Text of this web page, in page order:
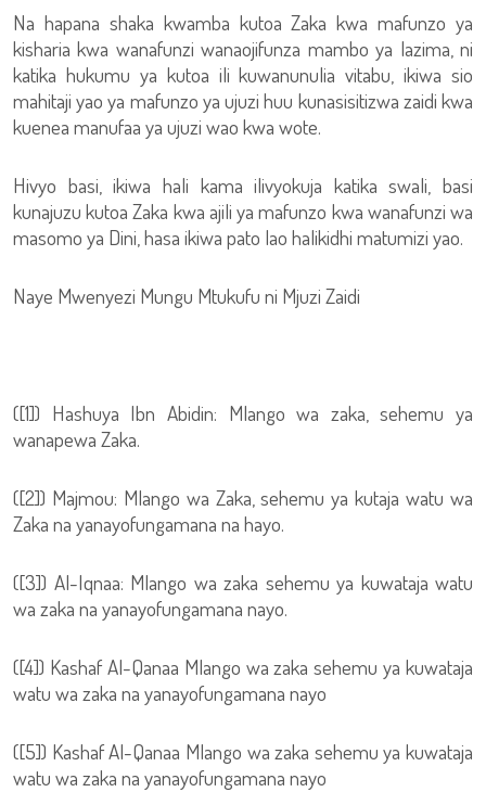
Na hapana shaka kwamba kutoa Zaka kwa mafunzo ya
kisharia kwa wanafunzi wanaojifunza mambo ya lazima, ni
katika hukumu ya kutoa ili kuwanunulia vitabu, ikiwa sio
mahitaji yao ya mafunzo ya ujuzi huu kunasisitizwa zaidi kwa
kuenea manufaa ya ujuzi wao kwa wote.
Hivyo basi, ikiwa hali kama ilivyokuja katika swali, basi
kunajuzu kutoa Zaka kwa ajili ya mafunzo kwa wanafunzi wa
masomo ya Dini, hasa ikiwa pato lao halikidhi matumizi yao.
Naye Mwenyezi Mungu Mtukufu ni Mjuzi Zaidi
([1]) Hashuya Ibn Abidin: Mlango wa zaka, sehemu ya
wanapewa Zaka.
([2]) Majmou: Mlango wa Zaka, sehemu ya kutaja watu wa
Zaka na yanayofungamana na hayo.
([3]) Al-Iqnaa: Mlango wa zaka sehemu ya kuwataja watu
wa zaka na yanayofungamana nayo.
([4]) Kashaf Al-Qanaa Mlango wa zaka sehemu ya kuwataja
watu wa zaka na yanayofungamana nayo
([5]) Kashaf Al-Qanaa Mlango wa zaka sehemu ya kuwataja
watu wa zaka na yanayofungamana nayo